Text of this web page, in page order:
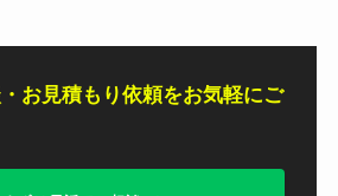
お見積もり依頼をお気軽にご